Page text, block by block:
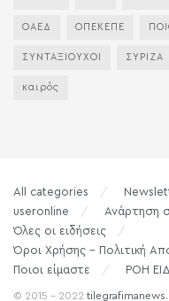
ΟΑΕΔ ΟΠΕΚΕΠΕ
ΣΥΝΤΑΞΙΟΥΧΟΙ ΣΥΡΙΖΑ
καιρός
All categories
useronline
Ανάρτηση
Όλες οι ειδήσεις
Όροι Χρήσης – Πολιτική
Ποιοι είμαστε
ΡΟΗ
© 2015 - 2022